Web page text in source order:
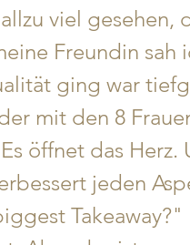
viel
Freundin sah
ging war
mit den 8
öffnet das
jeden